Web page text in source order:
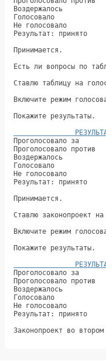
Не
Есть ли
Ставлю
Не
Ставлю
Не